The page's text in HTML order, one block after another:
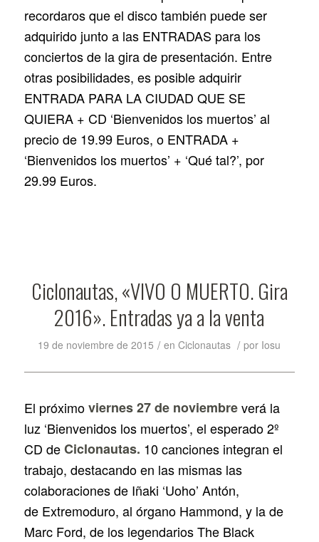
recordaros que el disco también puede ser
adquirido junto a las ENTRADAS para los
conciertos de la gira de presentación. Entre
otras posibilidades, es posible adquirir
ENTRADA PARA LA CIUDAD QUE SE
QUIERA + CD ‘Bienvenidos los muertos’ al
precio de 19.99 Euros, o ENTRADA +
‘Bienvenidos los muertos’ + ‘Qué tal?’, por
29.99 Euros.
Ciclonautas, «VIVO O MUERTO. Gira
2016». Entradas ya a la venta
19 de noviembre de 2015 / enCiclonautas / por Iosu
El próximoviernes 27 de noviembreverá la
luz ‘Bienvenidos los muertos’, el esperado 2º
CD deCiclonautas. 10 canciones integran el
trabajo, destacando en las mismas las
colaboraciones de Iñaki ‘Uoho’ Antón,
de Extremoduro, al órgano Hammond, y la de
Marc Ford, de los legendariosThe Black